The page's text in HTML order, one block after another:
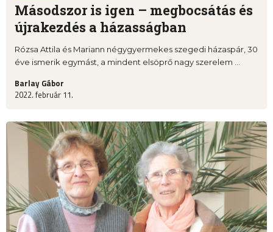
Másodszor is igen – megbocsátás és
újrakezdés a házasságban
Rózsa Attila és Mariann négygyermekes szegedi házaspár, 30
éve ismerik egymást, a mindent elsöprő nagy szerelem ...
Barlay Gábor
2022. február 11.